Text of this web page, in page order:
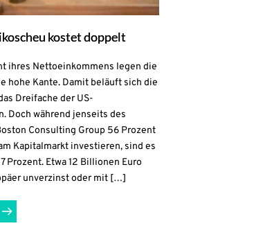
kostet doppelt
ihres Nettoeinkommens legen die
hohe Kante. Damit beläuft sich die
Dreifache der US-
Doch während jenseits des
Consulting Group 56 Prozent
Kapitalmarkt investieren, sind es
Prozent. Etwa 12 Billionen Euro
unverzinst oder mit […]